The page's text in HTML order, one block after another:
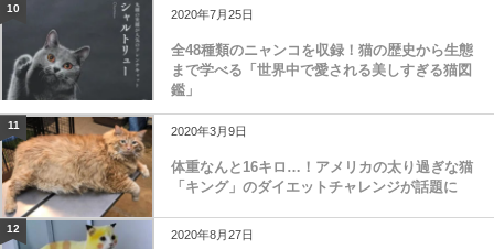
10 2020年7月25日
全48種類のニャンコを収録！猫の歴史から生態
まで学べる「世界中で愛される美しすぎる猫図
鑑」
11 2020年3月9日
体重なんと16キロ…！アメリカの太り過ぎな猫
「キング」のダイエットチャレンジが話題に
12 2020年8月27日